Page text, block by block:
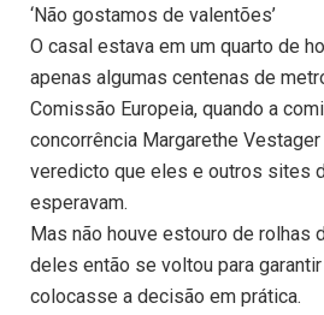
‘Não gostamos de valentões’
O casal estava em um quarto de
apenas algumas centenas de
Comissão Europeia, quando a
concorrência Margarethe
veredicto que eles e outros sites
esperavam.
Mas não houve estouro de rolhas
deles então se voltou para
colocasse a decisão em prática.